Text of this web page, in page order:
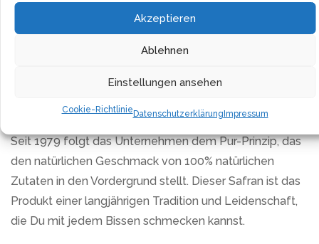
Akzeptieren
Ablehnen
Einstellungen ansehen
Cookie-RichtlinieDatenschutzerklärung Impressum
Was diesen Safran weiter abhebt, ist das tiefe
Engagement für Nachhaltigkeit und Fairness. Jeder
Kauf unterstützt faire Handelspraktiken und trägt zum
Zertifizierung kannst Du sicher sein, dass jeder Schritt in
der Lieferkette auf Nachhaltigkeit geprüft wurde.
Seit 1979 folgt das Unternehmen dem Pur-Prinzip, das
den natürlichen Geschmack von 100% natürlichen
Zutaten in den Vordergrund stellt. Dieser Safran ist das
Produkt einer langjährigen Tradition und Leidenschaft,
die Du mit jedem Bissen schmecken kannst.